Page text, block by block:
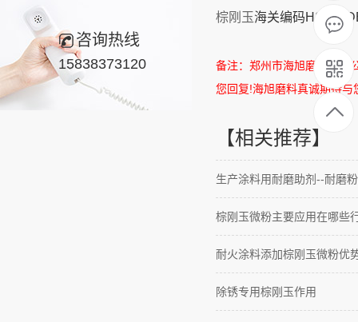
咨询热线
15838373120
棕刚玉海关编码HS
备注：郑州市海旭磨料有限
您回复!海旭磨料真诚期待与
【相关推荐】
生产涂料用耐磨助剂--耐磨粉
棕刚玉微粉主要应用在哪些
耐火涂料添加棕刚玉微粉优
除锈专用棕刚玉作用